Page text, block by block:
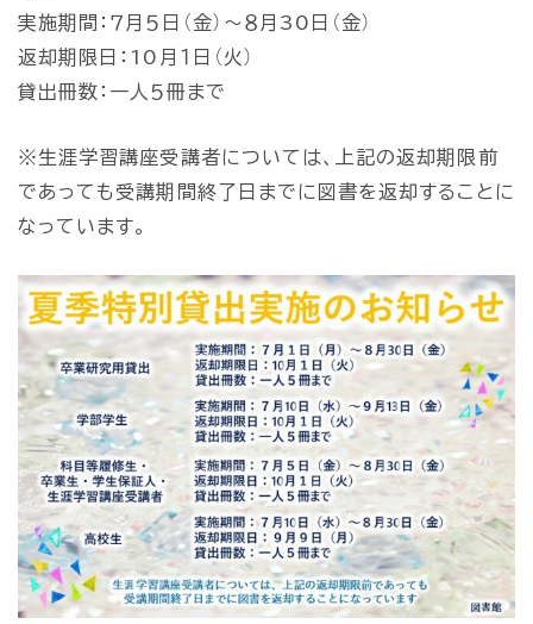
実施期間：７月５日（金）～８月30日（金）
返却期限日：10月１日（火）
貸出冊数：一人５冊まで
※生涯学習講座受講者については、上記の返却期限前
であっても受講期間終了日までに図書を返却することに
なっています。